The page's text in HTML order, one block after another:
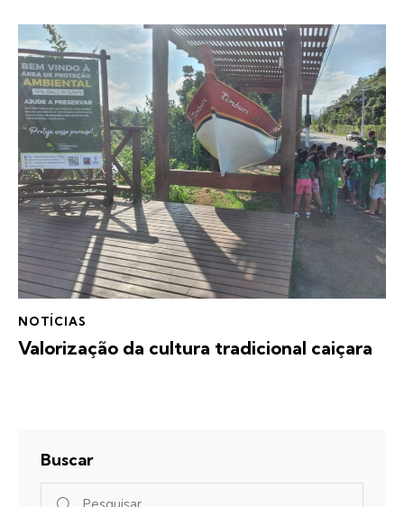
NOTÍCIAS
Valorização da cultura tradicional caiçara
Buscar